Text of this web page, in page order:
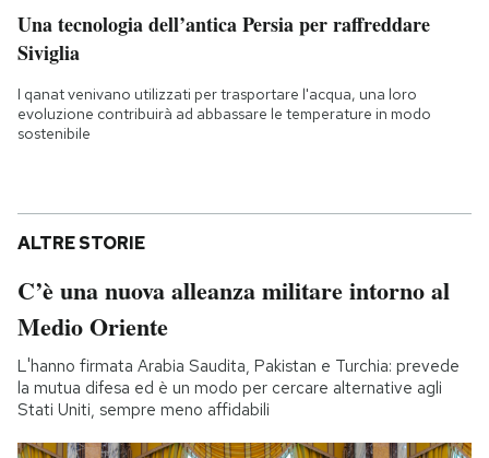
Una tecnologia dell’antica Persia per raffreddare
Siviglia
I qanat venivano utilizzati per trasportare l'acqua, una loro
evoluzione contribuirà ad abbassare le temperature in modo
sostenibile
ALTRE STORIE
C’è una nuova alleanza militare intorno al
Medio Oriente
L'hanno firmata Arabia Saudita, Pakistan e Turchia: prevede
la mutua difesa ed è un modo per cercare alternative agli
Stati Uniti, sempre meno affidabili